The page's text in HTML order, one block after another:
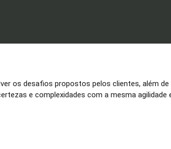
os desafios propostos pelos clientes, além
e complexidades com a mesma